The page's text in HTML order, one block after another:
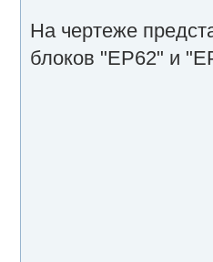
На чертеже
блоков "EP62" и